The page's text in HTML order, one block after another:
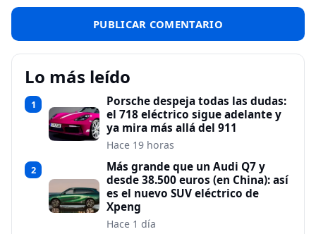
Lo más leído
1
Porsche despeja todas las dudas:
el 718 eléctrico sigue adelante y
ya mira más allá del 911
Hace 19 horas
2
Más grande que un Audi Q7 y
desde 38.500 euros (en China): así
es el nuevo SUV eléctrico de
Xpeng
Hace 1 día